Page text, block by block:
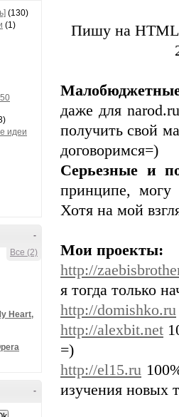
(130)
(1)
идеи
-
Все (2)
Heart,
-
Пишу на HTML,
даже для
получить свой
договоримся=)
Серьезные и
принципе,
Хотя на мой
Мои проекты:
http://
я тогда только
http://domishko.ru
http://alexbit.net
=)
http://el15.ru
изучения новых